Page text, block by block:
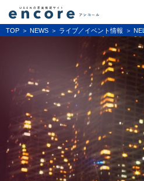
TOP NEWS ライブ／イベント情報